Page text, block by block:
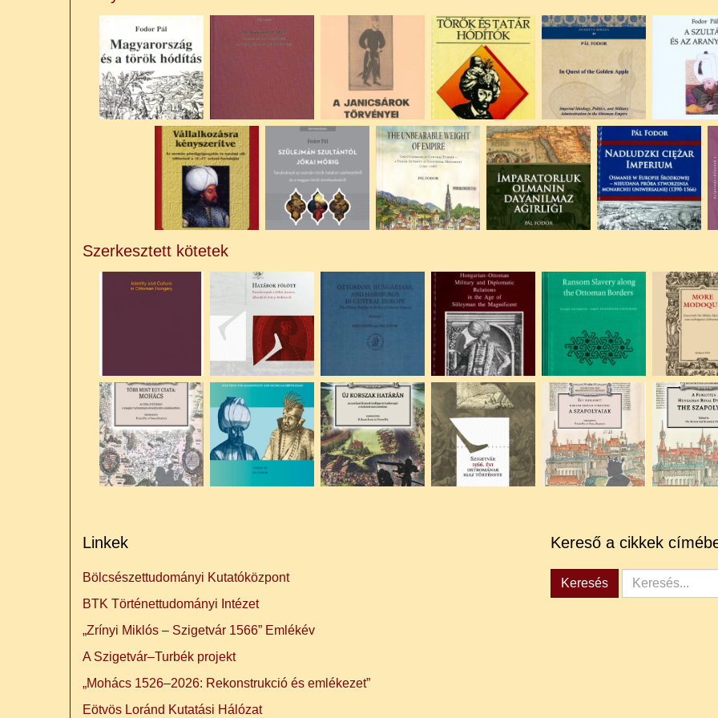
Szerkesztett kötetek
Linkek
Bölcsészettudományi Kutatóközpont
BTK Történettudományi Intézet
„Zrínyi Miklós – Szigetvár 1566” Emlékév
A Szigetvár–Turbék projekt
„Mohács 1526–2026: Rekonstrukció és emlékezet”
Eötvös Loránd Kutatási Hálózat
Kereső a cikkek
Keresés Keresés...